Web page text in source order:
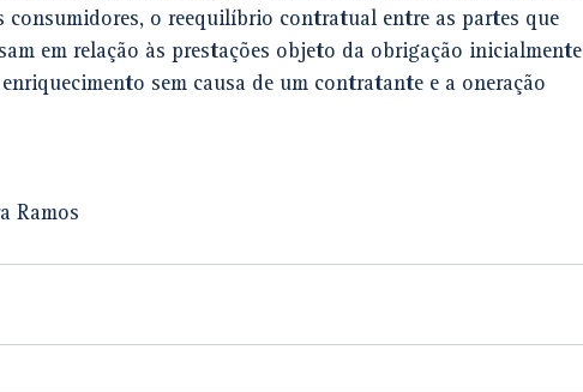
consumidores, o reequilíbrio contratual entre as partes que
em relação às prestações objeto da obrigação inicialmente
sem causa de um contratante e a oneração
Ramos